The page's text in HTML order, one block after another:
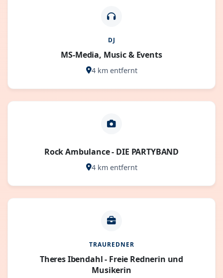
DJ
MS-Media, Music & Events
4 km entfernt
Rock Ambulance - DIE PARTYBAND
4 km entfernt
TRAUREDNER
Theres Ibendahl - Freie Rednerin und
Musikerin